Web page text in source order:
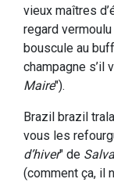
vieux maîtres
regard
bouscule au
champagne s’il
Maire").
Brazil brazil
vous les
d’hiver" de
(comment ça, il